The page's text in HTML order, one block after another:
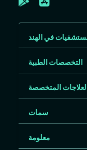
في الهند
التخصصات الطبية
المتخصصة
سمات
معلومة